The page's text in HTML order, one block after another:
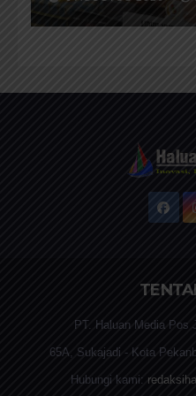
Terbaik
PT. Haluan Media Pos
65A, Sukajadi - Kota
Hubungi kami: